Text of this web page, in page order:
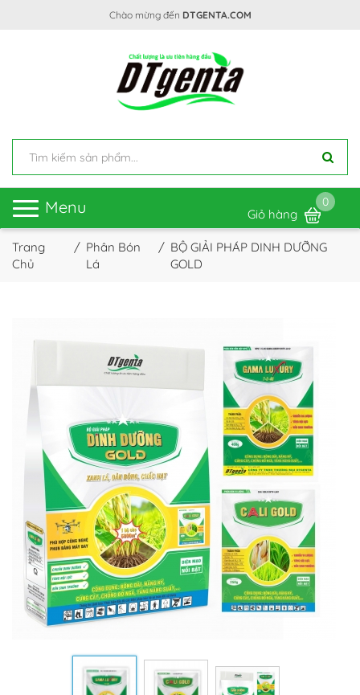
Chào mừng đến DTGENTA.COM
Menu Giỏ hàng
0
Trang
Chủ
Phân Bón
Lá
BỘ GIẢI PHÁP DINH DƯỠNG
GOLD